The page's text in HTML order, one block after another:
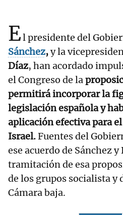
El presidente del
Sánchez,y la
Díaz, han acordado
el Congreso de la
permitirá incorporar la
legislación española y
aplicación efectiva para
Israel.Fuentes del
ese acuerdo de Sánchez
tramitación de esa
de los grupos socialista y
Cámara baja.